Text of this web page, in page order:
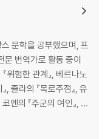
문학을 공부했으며, 프
문 번역가로 활동 중이
위험한 관계』, 베르나노
, 졸라의 『목로주점』, 유
엔의 『주군의 여인』, 뒤
온한 삶』, 피에르 미숑
수 없는 발신자: 프루스